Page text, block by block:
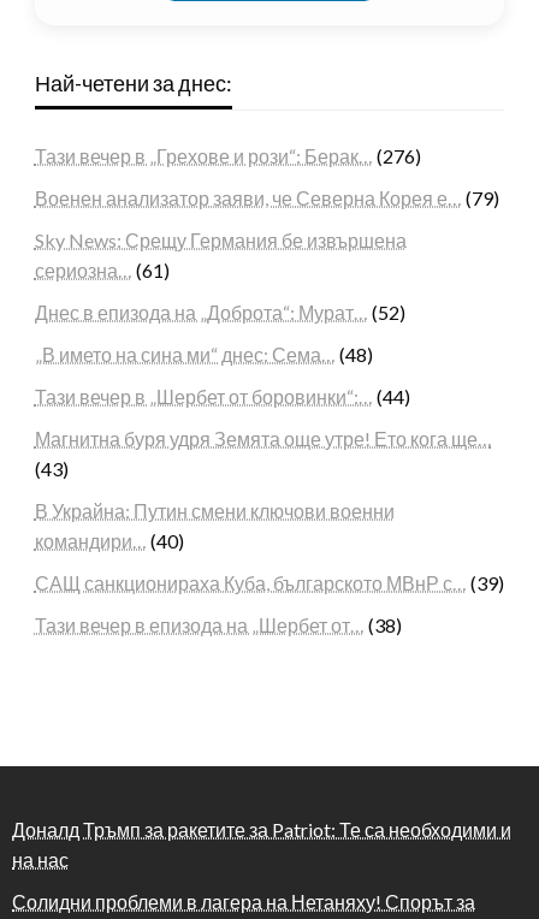
Най-четени за днес:
Тази вечер в „Грехове и рози“: Берак… (276)
Военен анализатор заяви, че Северна Корея е… (79)
Sky News: Срещу Германия бе извършена
сериозна… (61)
Днес в епизода на „Доброта“: Мурат… (52)
„В името на сина ми“ днес: Сема… (48)
Тази вечер в „Шербет от боровинки“:… (44)
Магнитна буря удря Земята още утре! Ето кога ще…
(43)
В Украйна: Путин смени ключови военни
командири… (40)
САЩ санкционираха Куба, българското МВнР с… (39)
Тази вечер в епизода на „Шербет от… (38)
Доналд Тръмп за ракетите за Patriot: Те са необходими и
на нас
Солидни проблеми в лагера на Нетаняху! Спорът за